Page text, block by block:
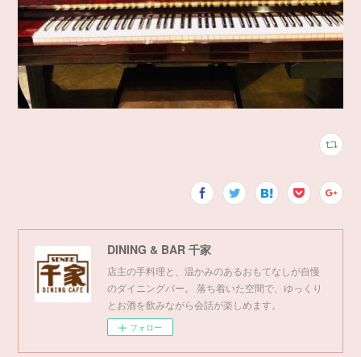
DINING & BAR 千家
店主の手料理と、温かみのあるおもてなしが自慢
のダイニングバー。 落ち着いた空間で、ゆっくり
とお酒を飲みながら会話が楽しめます。
フォロー